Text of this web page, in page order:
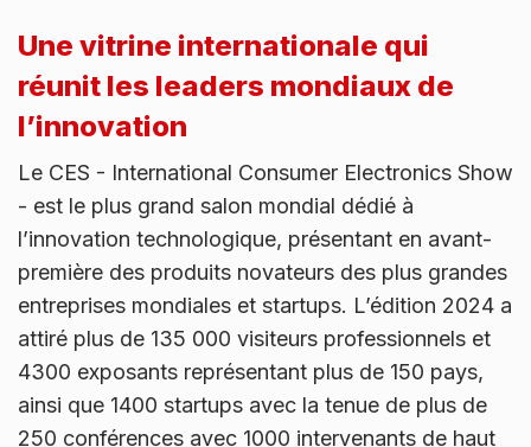
Une vitrine internationale qui
réunit les leaders mondiaux de
l’innovation
Le CES - International Consumer Electronics Show
- est le plus grand salon mondial dédié à
l’innovation technologique, présentant en avant-
première des produits novateurs des plus grandes
entreprises mondiales et startups. L’édition 2024 a
attiré plus de 135 000 visiteurs professionnels et
4300 exposants représentant plus de 150 pays,
ainsi que 1400 startups avec la tenue de plus de
250 conférences avec 1000 intervenants de haut